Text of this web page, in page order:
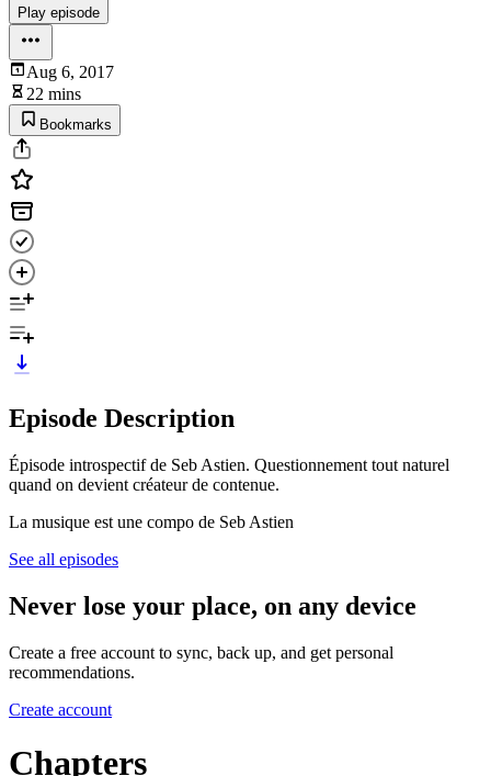
Play episode
Aug 6, 2017
22 mins
Bookmarks
Episode Description
Épisode introspectif de Seb Astien. Questionnement tout naturel
quand on devient créateur de contenue.
La musique est une compo de Seb Astien
See all episodes
Never lose your place, on any device
Create a free account to sync, back up, and get personal
recommendations.
Create account
Chapters